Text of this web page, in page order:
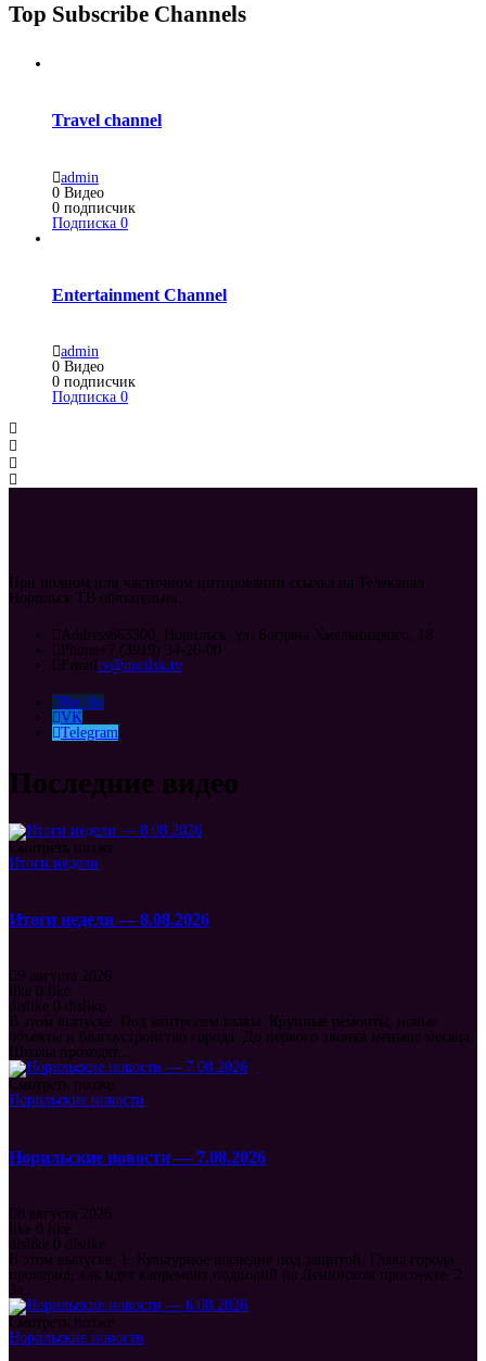
Top Subscribe Channels
Travel channel
admin
0 Видео
0 подписчик
Подписка 0
Entertainment Channel
admin
0 Видео
0 подписчик
Подписка 0
При полном или частичном цитировании ссылка на Телеканал
Норильск ТВ обязательна.
Address663300, Норильск, ул. Богдана Хмельницкого, 18
Phone +7 (3919) 34-26-00
Emailtv@norilsk.tv
Rutube
VK
Telegram
Последние видео
Смотреть позже
Итоги недели
Итоги недели — 8.08.2026
9 августа 2026
like
0
like
dislike
0 dislike
В этом выпуске: Под контролем главы. Крупные ремонты, новые
объекты и благоустройство города. До первого звонка меньше месяца.
Школы проходят...
Смотреть позже
Норильские новости
Норильские новости — 7.08.2026
8 августа 2026
like
0
like
dislike
0 dislike
В этом выпуске: 1. Культурное наследие под защитой. Глава города
проверил, как идет капремонт подполий на Ленинском проспекте. 2.
За...
Смотреть позже
Норильские новости